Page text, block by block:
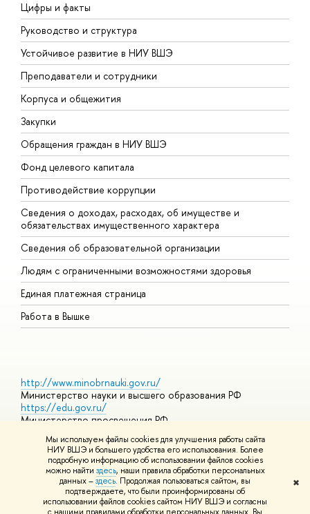
Мы используем файлы cookies для улучшения работы сайта
НИУ ВШЭ и большего удобства его использования. Более
подробную информацию об использовании файлов cookies
можно найти здесь, наши правила обработки персональных
данных –здесь. Продолжая пользоваться сайтом, вы
подтверждаете, что были проинформированы об
использовании файлов cookies сайтом НИУ ВШЭ и согласны
✖
Цифры и факты
Руководство и структура
Устойчивое развитие в НИУ ВШЭ
Преподаватели и сотрудники
Корпуса и общежития
Закупки
Обращения граждан в НИУ ВШЭ
Фонд целевого капитала
Противодействие коррупции
Сведения о доходах, расходах, об имуществе и
обязательствах имущественного характера
Сведения об образовательной организации
Людям с ограниченными возможностями здоровья
Единая платежная страница
Работа в Вышке
http://www.minobrnauki.gov.ru/
Министерство науки и высшего образования РФ
https://edu.gov.ru/
Министерство просвещения РФ
https://elearning.hse.ru/mooc
Массовые открытые онлайн-курсы
© НИУ ВШЭ 1993–2026 Адреса и контактыУсловия
использования материалов Политика конфиденциальности